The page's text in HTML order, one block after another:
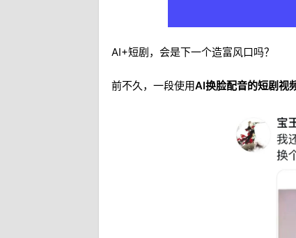
AI+短剧，会是下一个造富风口吗？
前不久，一段使用AI换脸配音的短剧视